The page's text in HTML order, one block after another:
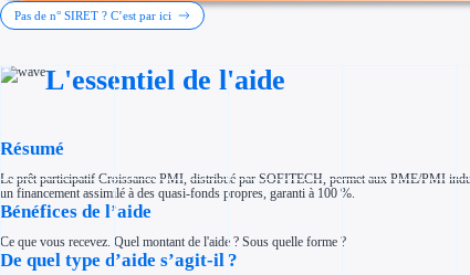
Investir dans une entreprise
Aides Urssaf
Prêts publics
Par financeur
Aides par organisme financeur
Tous les financeurs
Solutions MAPi
Pas de n° SIRET ? C’est par ici
L'essentiel de l'aide
Résumé
Le prêt participatif Croissance PMI, distribué par SOFITECH, permet aux PME/PMI
un financement assimilé à des quasi-fonds propres, garanti à 100 %.
Bénéfices de l’aide
Ce que vous recevez. Quel montant de l'aide ? Sous quelle forme ?
De quel type d’aide s’agit-il ?